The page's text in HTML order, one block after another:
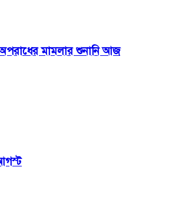
মামলার শুনানি আজ